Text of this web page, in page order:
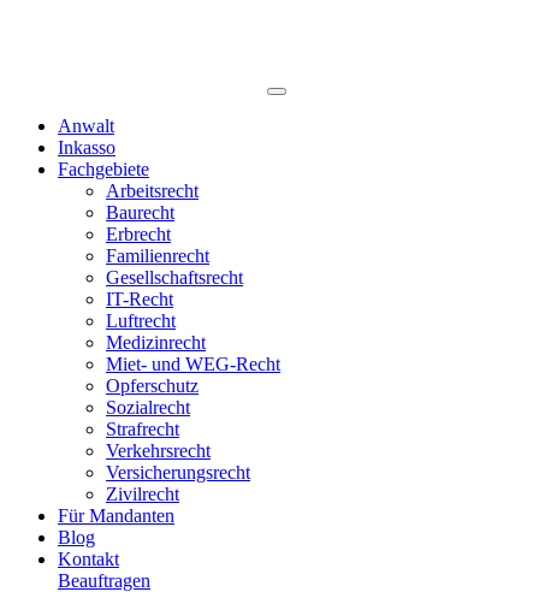
Anwalt
Inkasso
Fachgebiete
Arbeitsrecht
Baurecht
Erbrecht
Familienrecht
Gesellschaftsrecht
IT-Recht
Luftrecht
Medizinrecht
Miet- und WEG-Recht
Opferschutz
Sozialrecht
Strafrecht
Verkehrsrecht
Versicherungsrecht
Zivilrecht
Für Mandanten
Blog
Kontakt
Beauftragen